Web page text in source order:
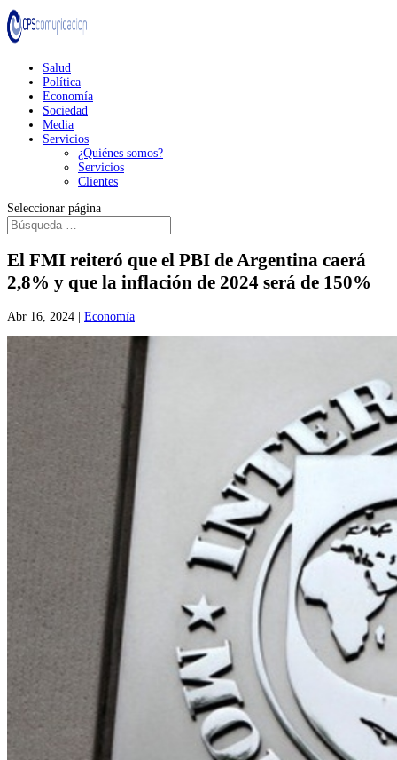
Salud
Política
Economía
Sociedad
Media
Servicios
¿Quiénes somos?
Servicios
Clientes
Seleccionar página
El FMI reiteró que el PBI de Argentina caerá
2,8% y que la inflación de 2024 será de 150%
Abr 16, 2024 Economía